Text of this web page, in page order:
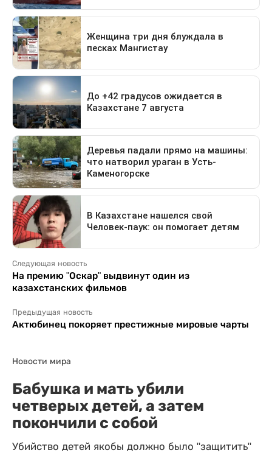
Следующая новость
На премию "Оскар" выдвинут один из
казахстанских фильмов
Предыдущая новость
Актюбинец покоряет престижные мировые чарты
Новости мира
Бабушка и мать убили
четверых детей, а затем
покончили с собой
Убийство детей якобы должно было "защитить"